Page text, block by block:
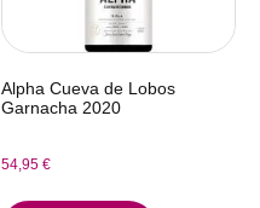
Alpha Cueva de Lobos
Garnacha 2020
54,95 €